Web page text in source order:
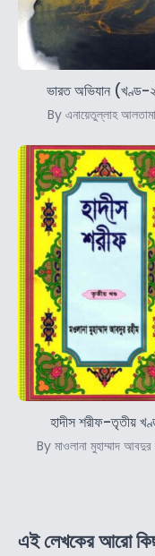
ভারত অভিযান (খণ্ড-
By এনায়েতুল্লাহ
হাদীস শরীফ-তৃতীয়
By মাওলানা মুহাম্মাদ আবদুর
এই লেখকের আরো